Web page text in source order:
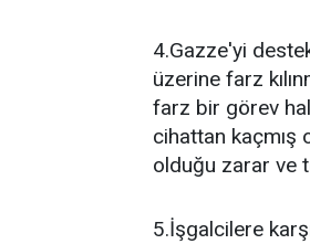
4.Gazze'yi
üzerine farz
farz bir görev
cihattan kaçmış
olduğu zarar ve
5.İşgalcilere